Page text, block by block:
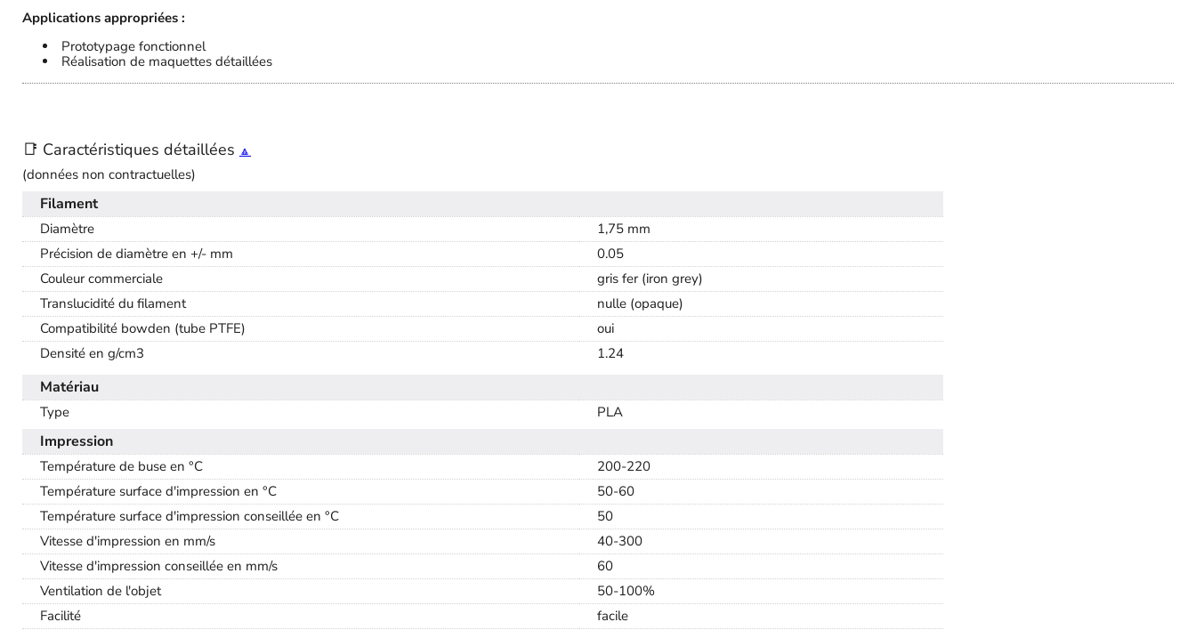
Applications appropriées :
Prototypage fonctionnel
Réalisation de maquettes détaillées
📑 Caractéristiques détaillées 🔼
(données non contractuelles)
Filament
Diamètre
1,75 mm
Précision de diamètre en +/- mm
0.05
Couleur commerciale
gris fer (iron grey)
Translucidité du filament
nulle (opaque)
Compatibilité bowden (tube PTFE)
oui
Densité en g/cm3
1.24
Matériau
Type PLA
Impression
Température de buse en °C
200-220
Température surface d'impression en °C
50-60
Température surface d'impression conseillée en °C
50
Vitesse d'impression en mm/s
40-300
Vitesse d'impression conseillée en mm/s
60
Ventilation de l'objet
50-100%
Facilité
facile